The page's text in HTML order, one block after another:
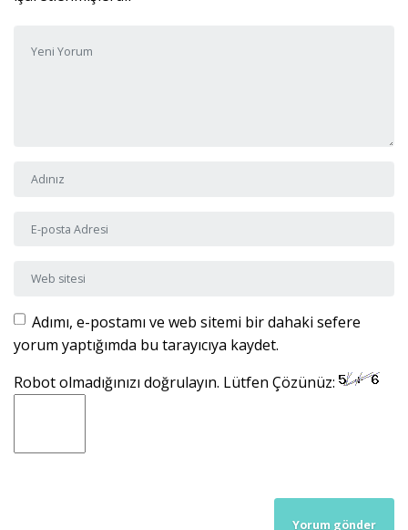
Adı ve Soyadı
E-posta Adresi
Web sitesi
Adımı, e-postamı ve web sitemi bir dahaki sefere
yorum yaptığımda bu tarayıcıya kaydet.
Robot olmadığınızı doğrulayın. Lütfen Çözünüz: